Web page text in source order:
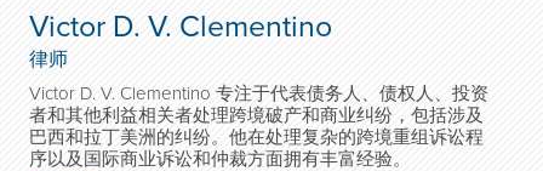
Victor D. V. Clementino
律师
Victor D. V. Clementino 专注于代表债务人、债权人、投资
者和其他利益相关者处理跨境破产和商业纠纷，包括涉及
巴西和拉丁美洲的纠纷。他在处理复杂的跨境重组诉讼程
序以及国际商业诉讼和仲裁方面拥有丰富经验。